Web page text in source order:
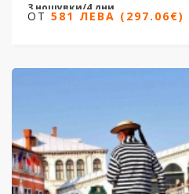
3 нощувки/4 дни
ОТ 581 ЛЕВА (297.06€)